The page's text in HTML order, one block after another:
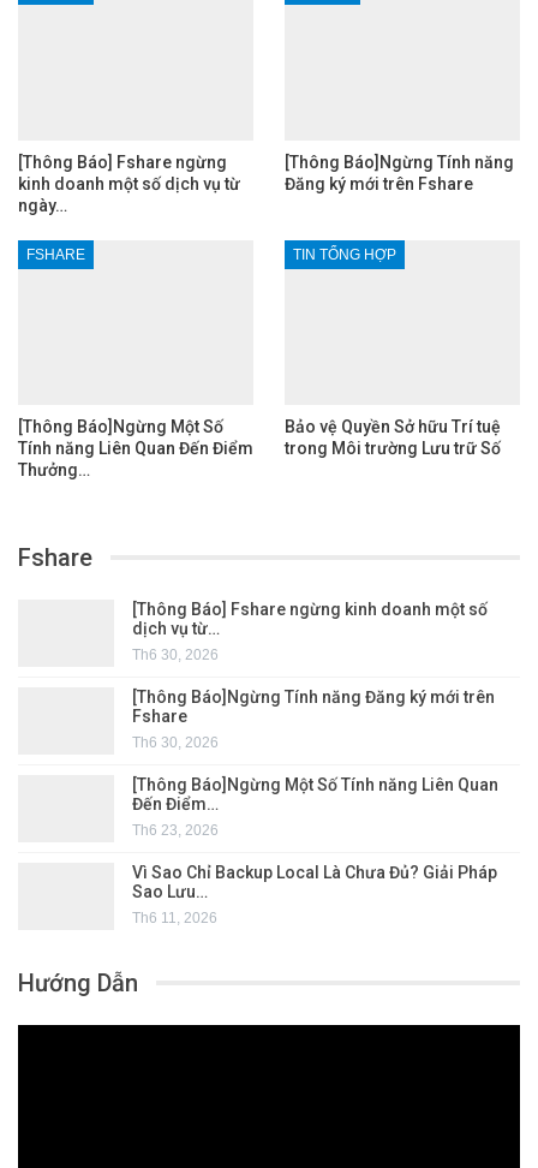
[Thông Báo] Fshare ngừng
kinh doanh một số dịch vụ từ
ngày…
[Thông Báo]Ngừng Tính năng
Đăng ký mới trên Fshare
FSHARE
[Thông Báo]Ngừng Một Số
Tính năng Liên Quan Đến Điểm
Thưởng…
TIN TỔNG HỢP
Bảo vệ Quyền Sở hữu Trí tuệ
trong Môi trường Lưu trữ Số
Fshare
[Thông Báo] Fshare ngừng kinh doanh một số
dịch vụ từ…
Th6 30, 2026
[Thông Báo]Ngừng Tính năng Đăng ký mới trên
Fshare
Th6 30, 2026
[Thông Báo]Ngừng Một Số Tính năng Liên Quan
Đến Điểm…
Th6 23, 2026
Vì Sao Chỉ Backup Local Là Chưa Đủ? Giải Pháp
Sao Lưu…
Th6 11, 2026
Hướng Dẫn